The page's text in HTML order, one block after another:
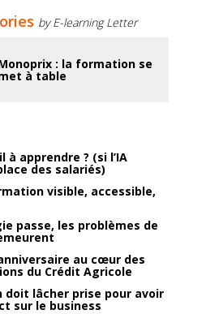
by E-learning Letter
: la formation se
à table
apprendre ? (si l’IA
des salariés)
visible, accessible,
passe, les problèmes de
anniversaire au cœur des
du Crédit Agricole
doit lâcher prise pour avoir
sur le business